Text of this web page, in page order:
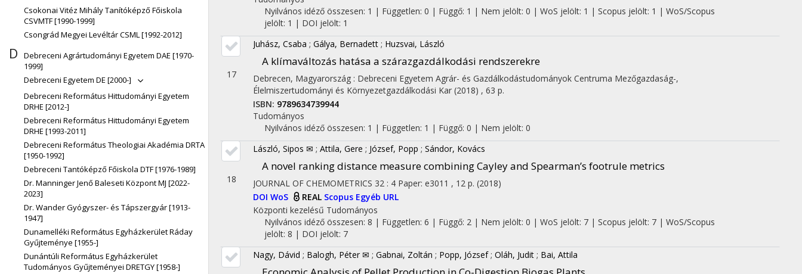
Csokonai Vitéz Mihály Tanítóképző Főiskola
CSVMTF [1990-1999]
Csongrád Megyei Levéltár CSML [1992-2012]
D
Debreceni Agrártudományi Egyetem DAE [1970-
1999]
Debreceni Egyetem DE [2000-]
Debreceni Református Hittudományi Egyetem
DRHE [2012-]
Debreceni Református Hittudományi Egyetem
DRHE [1993-2011]
Debreceni Református Theologiai Akadémia DRTA
[1950-1992]
Debreceni Tantóképző Főiskola DTF [1976-1989]
Dr. Manninger Jenő Baleseti Központ MJ [2022-
2023]
Dr. Wander Gyógyszer- és Tápszergyár [1913-
1947]
Dunamelléki Református Egyházkerület Ráday
Gyűjteménye [1955-]
Dunántúli Református Egyházkerület
Tudományos Gyűjteményei DRETGY [1958-]
Nyilvános idéző összesen: 1 | Független: 0 | Függő: 1 | Nem jelölt: 0 | WoS jelölt: 1 | Scopus jelölt: 1 | WoS/Scopus
jelölt: 1 | DOI jelölt: 1
17
Juhász, Csaba ; Gálya, Bernadett ; Huzsvai, László
A klímaváltozás hatása a szárazgazdálkodási rendszerekre
Debrecen, Magyarország : Debreceni Egyetem Agrár- és Gazdálkodástudományok Centruma Mezőgazdaság-,
Élelmiszertudományi és Környezetgazdálkodási Kar (2018) , 63 p.
ISBN: 9789634739944
Tudományos
Nyilvános idéző összesen: 1 | Független: 1 | Függő: 0 | Nem jelölt: 0
18
László, Sipos ✉ ; Attila, Gere ; József, Popp ; Sándor, Kovács
A novel ranking distance measure combining Cayley and Spearman’s footrule metrics
JOURNAL OF CHEMOMETRICS 32 : 4 Paper: e3011 , 12 p. (2018)
DOI WoS REAL Scopus Egyéb URL
Központi kezelésű Tudományos
Nyilvános idéző összesen: 8 | Független: 6 | Függő: 2 | Nem jelölt: 0 | WoS jelölt: 7 | Scopus jelölt: 7 | WoS/Scopus
jelölt: 8 | DOI jelölt: 7
Nagy, Dávid ; Balogh, Péter ✉ ; Gabnai, Zoltán ; Popp, József ; Oláh, Judit ; Bai, Attila